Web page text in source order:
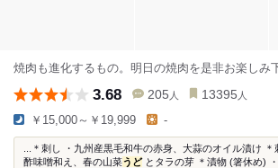
焼肉も進化するもの。明日の焼肉を是非お楽しみ
3.68 205 人 13395 人
￥15,000～￥19,999 -
...＊刺し ・九州産黒毛和牛の赤身、大蒜のオイル漬け
酢味噌和え、春の山菜うどとタラの芽 ＊漬物 (箸休め)